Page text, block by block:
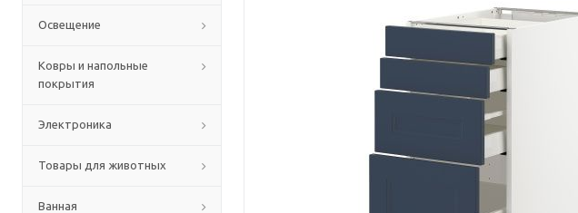
Освещение
Ковры и напольные
покрытия
Электроника
Товары для животных
Ванная